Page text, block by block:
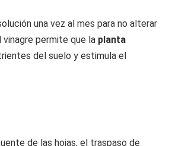
una vez al mes para no alterar
vinagre permite que la planta
del suelo y estimula el
de las hojas, el traspaso de